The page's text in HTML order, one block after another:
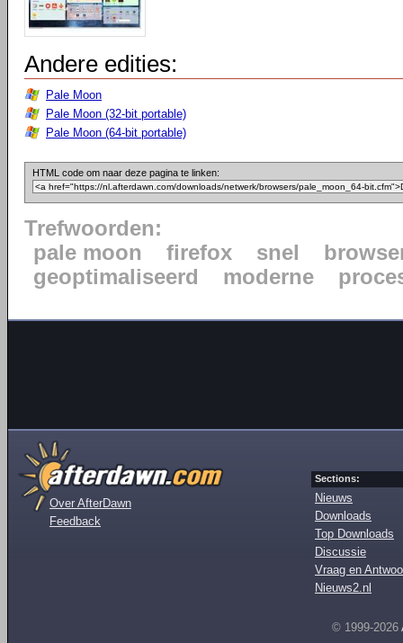
Andere edities:
Pale Moon
Pale Moon (32-bit portable)
Pale Moon (64-bit portable)
HTML code om naar deze pagina te linken:
Trefwoorden:
pale moon
firefox snel
geoptimaliseerd
moderne
Over AfterDawn
Feedback
Sections:
Nieuws
Downloads
Top Downloads
Discussie
Vraag en
Nieuws2.nl
© 1999-2026